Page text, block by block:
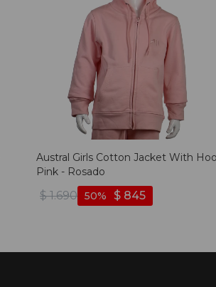
Austral Girls Cotton Jacket With
Pink - Rosado
$ 1.690 $ 845
50